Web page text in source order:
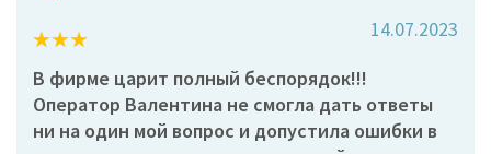
14.07.2023
В фирме царит полный беспорядок!!!
Оператор Валентина не смогла дать ответы
ни на один мой вопрос и допустила ошибки в